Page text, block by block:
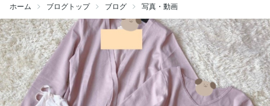
ホーム ブログトップ ブログ 写真・動画